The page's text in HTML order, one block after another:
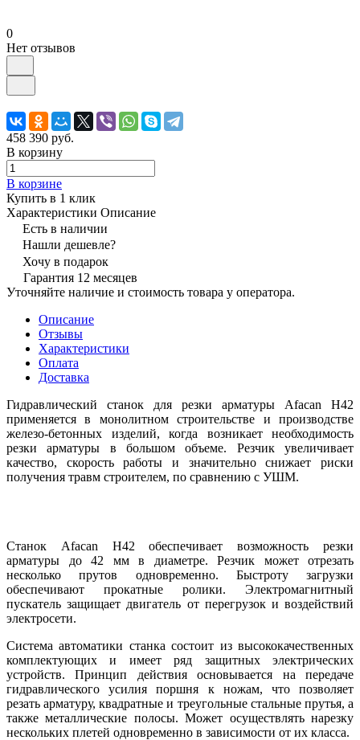
0
Нет отзывов
458 390 руб.
В корзину
В корзине
Купить в 1 клик
Характеристики Описание
Есть в наличии
Нашли дешевле?
Хочу в подарок
Гарантия 12 месяцев
Уточняйте наличие и стоимость товара у оператора.
Описание
Отзывы
Характеристики
Оплата
Доставка
Гидравлический станок для резки арматуры Afacan H42
применяется в монолитном строительстве и производстве
железо-бетонных изделий, когда возникает необходимость
резки арматуры в большом объеме. Резчик увеличивает
качество, скорость работы и значительно снижает риски
получения травм строителем, по сравнению с УШМ.
Станок Afacan H42 обеспечивает возможность резки
арматуры до 42 мм в диаметре. Резчик может отрезать
несколько прутов одновременно. Быстроту загрузки
обеспечивают прокатные ролики. Электромагнитный
пускатель защищает двигатель от перегрузок и воздействий
электросети.
Система автоматики станка состоит из высококачественных
комплектующих и имеет ряд защитных электрических
устройств. Принцип действия основывается на передаче
гидравлического усилия поршня к ножам, что позволяет
резать арматуру, квадратные и треугольные стальные прутья, а
также металлические полосы. Может осуществлять нарезку
нескольких плетей одновременно в зависимости от их класса.